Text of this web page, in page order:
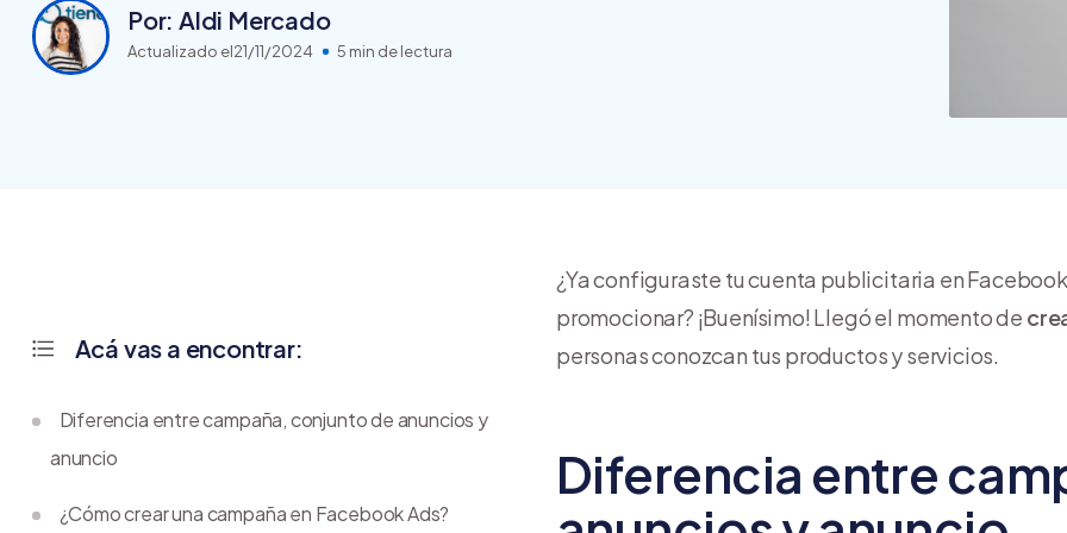
Por: Aldi Mercado
Actualizado el21/11/2024 5 min de lectura
¿Ya configuraste tu cuenta publicitaria en
promocionar? ¡Buenísimo! Llegó el momento de
personas conozcan tus productos y servicios.
Diferencia entre
Acá vas a encontrar:
Diferencia entre campaña, conjunto de anuncios y
anuncio
¿Cómo crear una campaña en Facebook Ads?